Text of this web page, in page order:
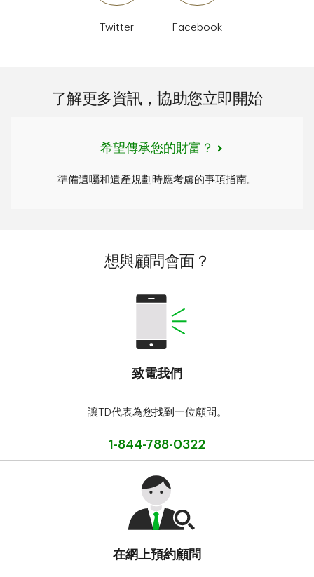
Twitter Facebook
了解更多資訊，協助您立即開始
希望傳承您的財富？
準備遺囑和遺產規劃時應考慮的事項指南。
想與顧問會面？
致電我們
讓TD代表為您找到一位顧問。
1-844-788-0322
在網上預約顧問